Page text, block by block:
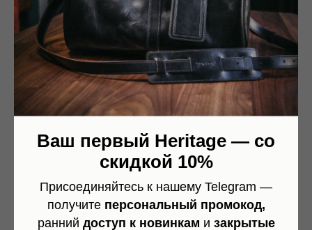
Ваш первый Heritage — со
скидкой 10%
Присоединяйтесь к нашему Telegram —
получите персональный промокод,
ранний доступ к новинкам и закрытые
При заказе от 10,000 рублей — доставка по РФ
бесплатная.
lwh: 100x100x30 mm
Weight: 100 g